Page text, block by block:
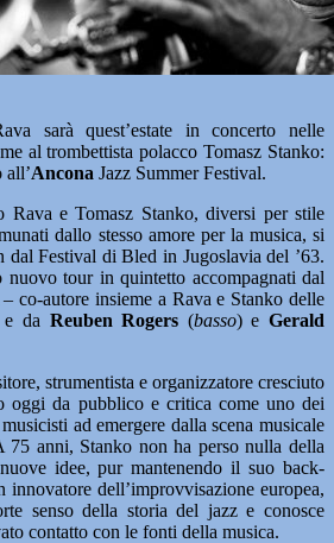
sarà quest’estate in concerto nelle
al trombettista polacco Tomasz Stanko:
Ancona Jazz Summer Festival.
Rava e Tomasz Stanko, diversi per stile
dallo stesso amore per la musica, si
dal Festival di Bled in Jugoslavia del ’63.
nuovo tour in quintetto accompagnati dal
co-autore insieme a Rava e Stanko delle
da Reuben Rogers (basso) eGerald
strumentista e organizzatore cresciuto
oggi da pubblico e critica come uno dei
ad emergere dalla scena musicale
anni, Stanko non ha perso nulla della
idee, pur mantenendo il suo back-
dell’improvvisazione europea,
senso della storia del jazz e conosce
contatto con le fonti della musica.